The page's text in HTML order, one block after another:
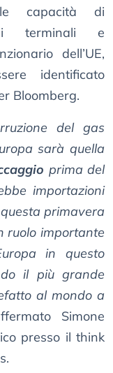
capacità di
terminali e
dell’UE,
identificato
Bloomberg.
del gas
sarà quella
prima del
importazioni
primavera
ruolo importante
in questo
il più grande
al mondo a
Simone
presso il think